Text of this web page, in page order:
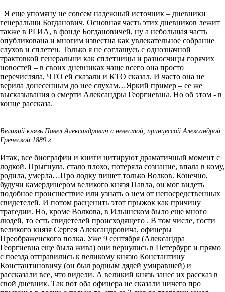
Я еще упомяну не совсем надежный источник – дневники
генеральши Богданович. Основная часть этих дневников лежит
также в РГИА, в фонде Богдановичей, ну а небольшая часть
опубликована и многим известна как увлекательное собрание
слухов и сплетен. Только я не соглашусь с однозначной
трактовкой генеральши как сплетницы и разносчицы горячих
новостей – в своих дневниках чаще всего она просто
перечисляла, ЧТО ей сказали и КТО сказал. И часто она не
верила донесенным до нее слухам…Яркий пример – ее же
высказывания о смерти Александры Георгиевны. Но об этом - в
конце рассказа.
Великий князь Павел Александрович с невестой, принцессой Александрой
Греческой.1889 г.
Итак, все биографии и книги цитируют драматичный момент с
лодкой. Прыгнула, стало плохо, потеряла сознание, впала в кому,
родила, умерла…Про лодку пишет только Волков. Конечно,
будучи камердинером великого князя Павла, он мог видеть
подобное происшествие или узнать о нем от непосредственных
свидетелей. И потом расценить этот прыжок как причину
трагедии. Но, кроме Волкова, в Ильинском было еще много
людей, то есть свидетелей происходящего . В том числе, гости
великого князя Сергея Александровича, офицеры
Преображенского полка. Уже 9 сентября (Александра
Георгиевна еще была жива) они вернулись в Петербург и прямо
с поезда отправились к великому князю Константину
Константиновичу (он был родным дядей умиравшей) и
рассказали все, что видели. А великий князь занес их рассказ в
свой дневник. Так вот оба офицера не сказали ничего про